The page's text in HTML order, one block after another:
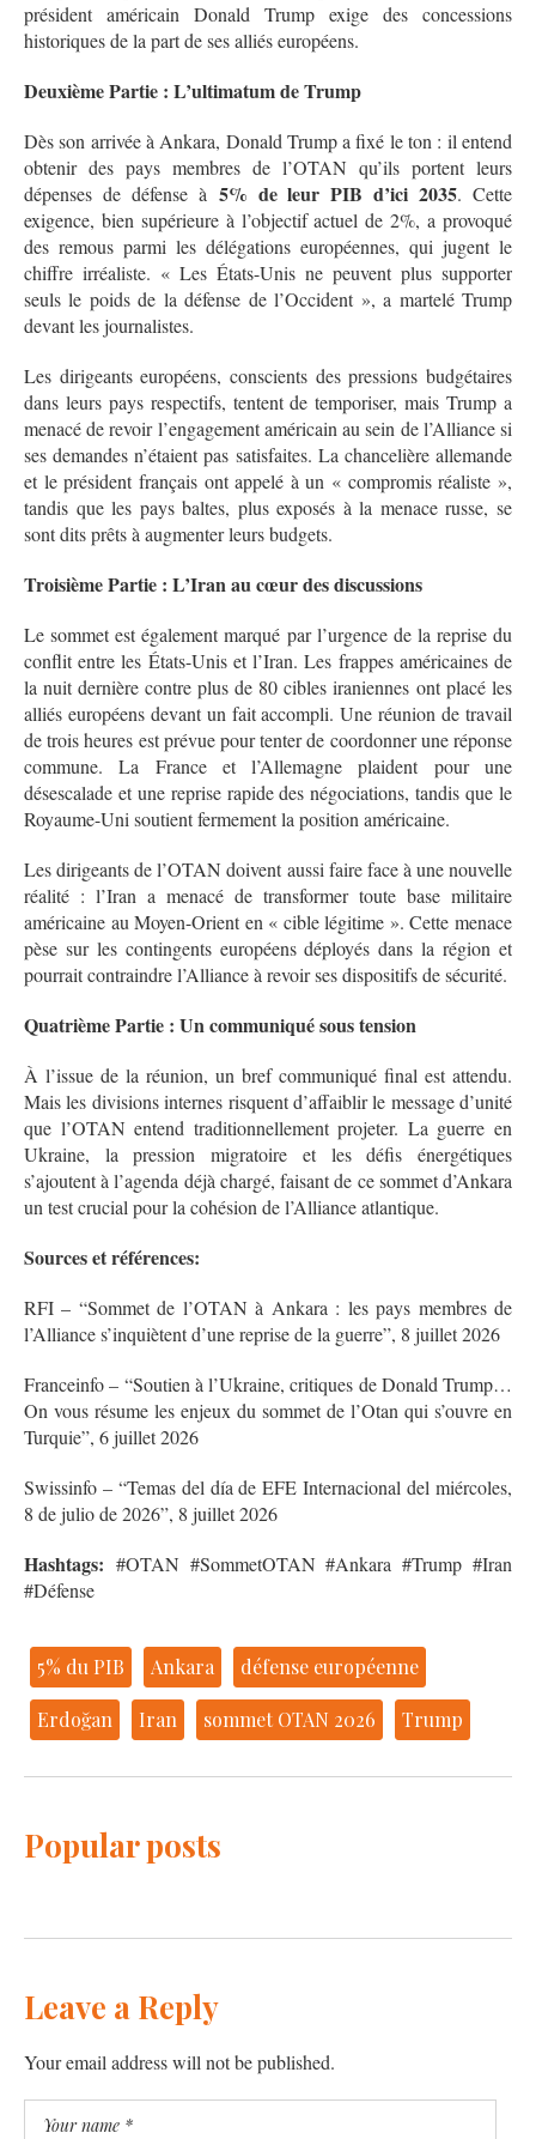
président américain Donald Trump exige des concessions
historiques de la part de ses alliés européens.
Deuxième Partie : L’ultimatum de Trump
Dès son arrivée à Ankara, Donald Trump a fixé le ton : il entend
obtenir des pays membres de l’OTAN qu’ils portent leurs
dépenses de défense à 5% de leur PIB d’ici 2035. Cette
exigence, bien supérieure à l’objectif actuel de 2%, a provoqué
des remous parmi les délégations européennes, qui jugent le
chiffre irréaliste. « Les États-Unis ne peuvent plus supporter
seuls le poids de la défense de l’Occident », a martelé Trump
devant les journalistes.
Les dirigeants européens, conscients des pressions budgétaires
dans leurs pays respectifs, tentent de temporiser, mais Trump a
menacé de revoir l’engagement américain au sein de l’Alliance si
ses demandes n’étaient pas satisfaites. La chancelière allemande
et le président français ont appelé à un « compromis réaliste »,
tandis que les pays baltes, plus exposés à la menace russe, se
sont dits prêts à augmenter leurs budgets.
Troisième Partie : L’Iran au cœur des discussions
Le sommet est également marqué par l’urgence de la reprise du
conflit entre les États-Unis et l’Iran. Les frappes américaines de
la nuit dernière contre plus de 80 cibles iraniennes ont placé les
alliés européens devant un fait accompli. Une réunion de travail
de trois heures est prévue pour tenter de coordonner une réponse
commune. La France et l’Allemagne plaident pour une
désescalade et une reprise rapide des négociations, tandis que le
Royaume-Uni soutient fermement la position américaine.
Les dirigeants de l’OTAN doivent aussi faire face à une nouvelle
réalité : l’Iran a menacé de transformer toute base militaire
américaine au Moyen-Orient en « cible légitime ». Cette menace
pèse sur les contingents européens déployés dans la région et
pourrait contraindre l’Alliance à revoir ses dispositifs de sécurité.
Quatrième Partie : Un communiqué sous tension
À l’issue de la réunion, un bref communiqué final est attendu.
Mais les divisions internes risquent d’affaiblir le message d’unité
que l’OTAN entend traditionnellement projeter. La guerre en
Ukraine, la pression migratoire et les défis énergétiques
s’ajoutent à l’agenda déjà chargé, faisant de ce sommet d’Ankara
un test crucial pour la cohésion de l’Alliance atlantique.
Sources et références:
RFI – “Sommet de l’OTAN à Ankara : les pays membres de
l’Alliance s’inquiètent d’une reprise de la guerre”, 8 juillet 2026
Franceinfo – “Soutien à l’Ukraine, critiques de Donald Trump…
On vous résume les enjeux du sommet de l’Otan qui s’ouvre en
Turquie”, 6 juillet 2026
Swissinfo – “Temas del día de EFE Internacional del miércoles,
8 de julio de 2026”, 8 juillet 2026
Hashtags: #OTAN #SommetOTAN #Ankara #Trump #Iran
#Défense
5% du PIB Ankara défense européenne
Erdoğan Iran sommet OTAN 2026 Trump
Popular posts
Leave a Reply
Your email address will not be published.